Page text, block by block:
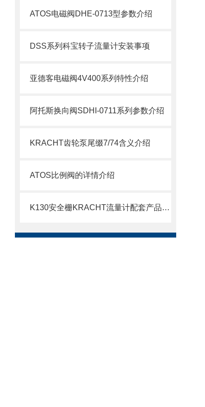
ATOS电磁阀DHE-0713型参数介绍
DSS系列科宝转子流量计安装事项
亚德客电磁阀4V400系列特性介绍
阿托斯换向阀SDHI-0711系列参数介绍
KRACHT齿轮泵尾缀7/74含义介绍
ATOS比例阀的详情介绍
K130安全栅KRACHT流量计配套产品介绍